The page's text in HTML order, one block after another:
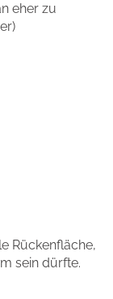
eher zu
Rückenfläche,
sein dürfte.